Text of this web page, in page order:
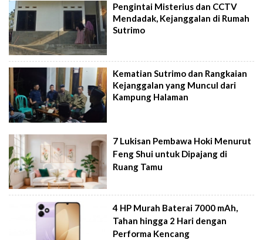
Pengintai Misterius dan CCTV
Mendadak, Kejanggalan di Rumah
Sutrimo
Kematian Sutrimo dan Rangkaian
Kejanggalan yang Muncul dari
Kampung Halaman
7 Lukisan Pembawa Hoki Menurut
Feng Shui untuk Dipajang di
Ruang Tamu
4 HP Murah Baterai 7000 mAh,
Tahan hingga 2 Hari dengan
Performa Kencang